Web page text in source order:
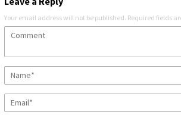
Your email address will not be published. Required fields